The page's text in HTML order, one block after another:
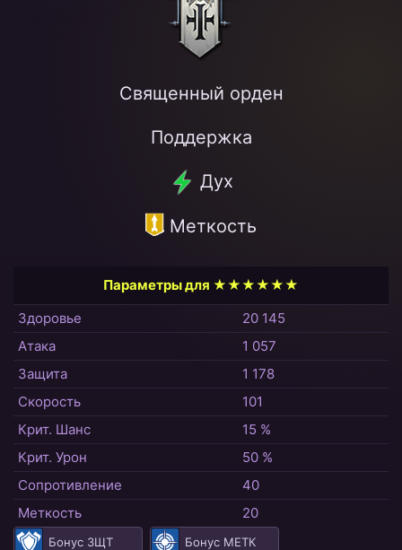
Священный орден
Поддержка
Дух
Меткость
Параметры для ★★★★★★
Здоровье
20 145
Атака
1 057
Защита
1 178
Скорость
101
Крит. Шанс
15 %
Крит. Урон
50 %
Сопротивление
40
Меткость
20
Бонус ЗЩТ Бонус МЕТК